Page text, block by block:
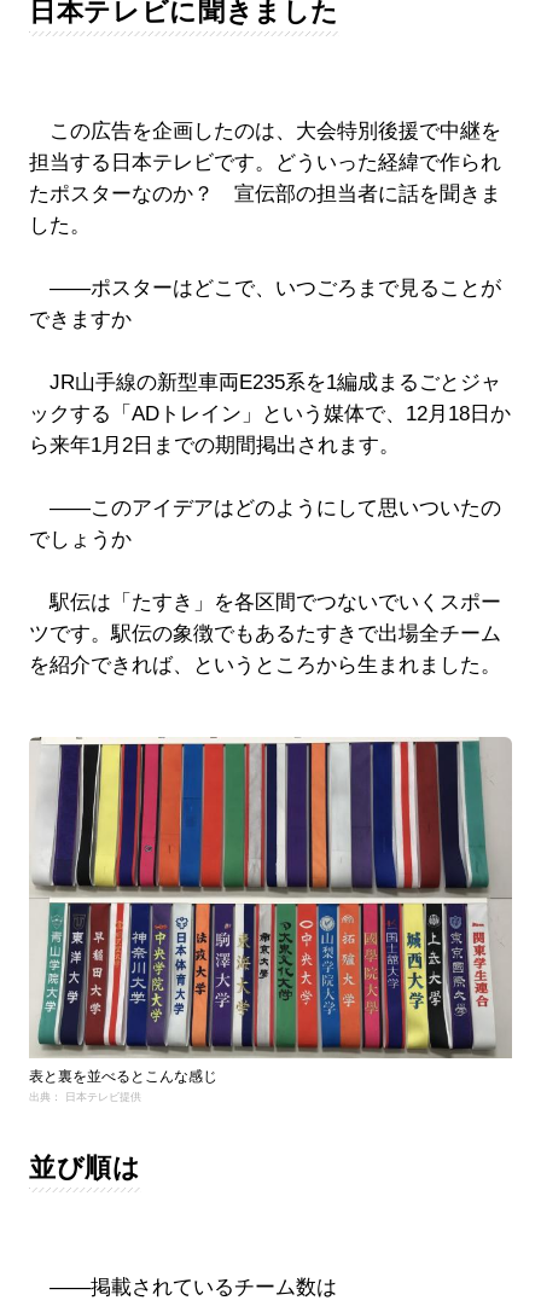
日本テレビに聞きました
この広告を企画したのは、大会特別後援で中継を
担当する日本テレビです。どういった経緯で作られ
たポスターなのか？ 宣伝部の担当者に話を聞きま
した。
――ポスターはどこで、いつごろまで見ることが
できますか
JR山手線の新型車両E235系を1編成まるごとジャ
ックする「ADトレイン」という媒体で、12月18日か
ら来年1月2日までの期間掲出されます。
――このアイデアはどのようにして思いついたの
でしょうか
駅伝は「たすき」を各区間でつないでいくスポー
ツです。駅伝の象徴でもあるたすきで出場全チーム
を紹介できれば、というところから生まれました。
表と裏を並べるとこんな感じ
出典： 日本テレビ提供
並び順は
――掲載されているチーム数は